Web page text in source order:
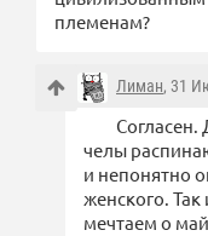
племенам?
Лиман, 31
Согласен.
челы
и непонятно
женского.
мечтаем о